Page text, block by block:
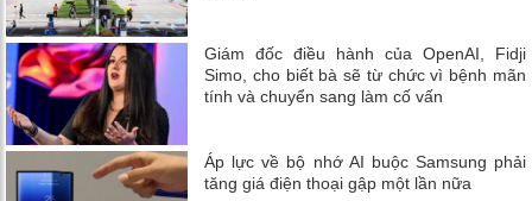
Giám đốc điều hành của OpenAI, Fidji
Simo, cho biết bà sẽ từ chức vì bệnh mãn
tính và chuyển sang làm cố vấn
Áp lực về bộ nhớ AI buộc Samsung phải
tăng giá điện thoại gập một lần nữa